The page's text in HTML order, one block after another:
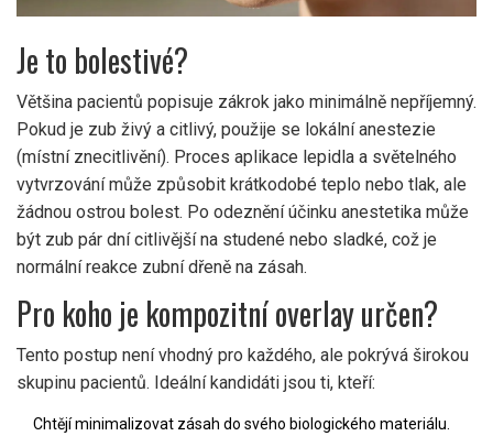
Je to bolestivé?
Většina pacientů popisuje zákrok jako minimálně nepříjemný.
Pokud je zub živý a citlivý, použije se lokální anestezie
(místní znecitlivění). Proces aplikace lepidla a světelného
vytvrzování může způsobit krátkodobé teplo nebo tlak, ale
žádnou ostrou bolest. Po odeznění účinku anestetika může
být zub pár dní citlivější na studené nebo sladké, což je
normální reakce zubní dřeně na zásah.
Pro koho je kompozitní overlay určen?
Tento postup není vhodný pro každého, ale pokrývá širokou
skupinu pacientů. Ideální kandidáti jsou ti, kteří:
Chtějí minimalizovat zásah do svého biologického materiálu.